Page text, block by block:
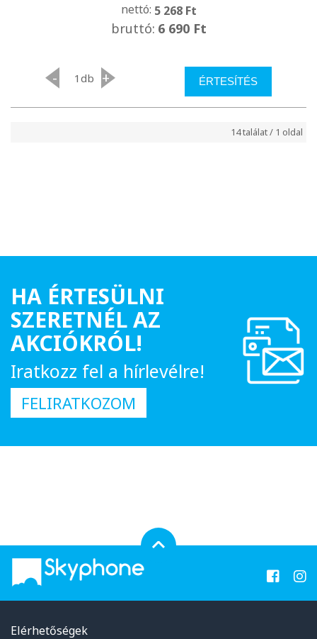
nettó: 5 268 Ft
bruttó: 6 690 Ft
- db + ÉRTESÍTÉS
14 találat / 1 oldal
HA ÉRTESÜLNI
SZERETNÉL AZ
AKCIÓKRÓL!
Iratkozz fel a hírlevélre!
FELIRATKOZOM
Elérhetőségek